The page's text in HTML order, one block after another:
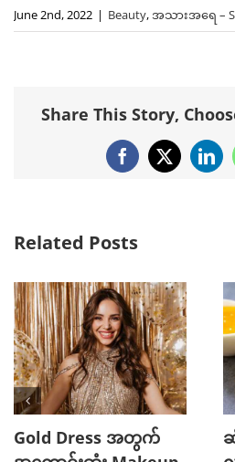
June 2nd, 2022 | Beauty,အသားအရေ –
Share This Story,
Facebook
X
Related Posts
Gold Dress အတွက်